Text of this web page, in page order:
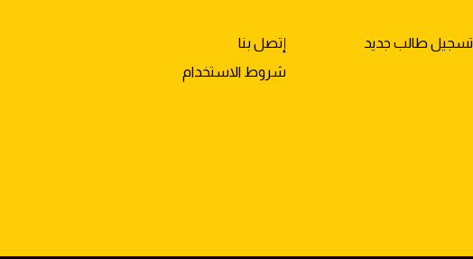
تسجيل طالب جديد
إتصل بنا
شروط الاستخدام